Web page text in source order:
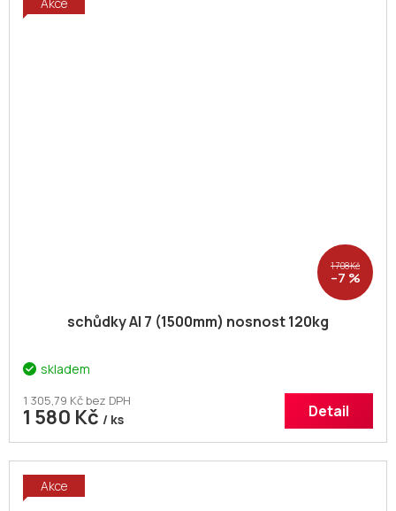
1 708 Kč
–7 %
schůdky Al 7 (1500mm) nosnost 120kg
skladem
1 305,79 Kč bez DPH
1 580 Kč / ks Detail
Akce